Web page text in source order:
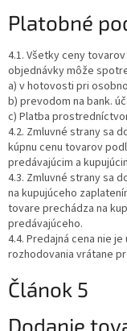
Platobné
4.1. Všetky ceny
objednávky môže
a) v hotovosti pri
b) prevodom na bank.
c) Platba
4.2. Zmluvné strany sa
kúpnu cenu tovarov
predávajúcim a
4.3. Zmluvné strany sa
na kupujúceho
tovare prechádza na
predávajúceho.
4.4. Predajná cena nie
rozhodovania vrátane
Článok 5
Dodanie